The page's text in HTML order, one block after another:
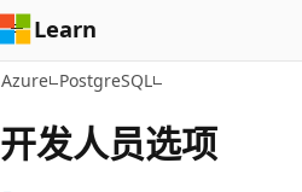
Learn
Azure PostgreSQL
开发人员选项